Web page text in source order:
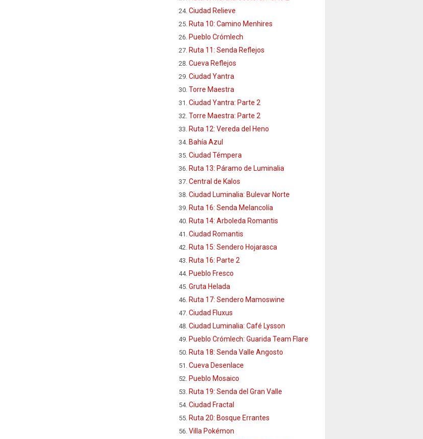
Ciudad Relieve
Ruta 10: Camino Menhires
Pueblo Crómlech
Ruta 11: Senda Reflejos
Cueva Reflejos
Ciudad Yantra
Torre Maestra
Ciudad Yantra: Parte 2
Torre Maestra: Parte 2
Ruta 12: Vereda del Heno
Bahía Azul
Ciudad Témpera
Ruta 13: Páramo de Luminalia
Central de Kalos
Ciudad Luminalia: Bulevar Norte
Ruta 16: Senda Melancolía
Ruta 14: Arboleda Romantis
Ciudad Romantis
Ruta 15: Sendero Hojarasca
Ruta 16: Parte 2
Pueblo Fresco
Gruta Helada
Ruta 17: Sendero Mamoswine
Ciudad Fluxus
Ciudad Luminalia: Café Lysson
Pueblo Crómlech: Guarida Team Flare
Ruta 18: Senda Valle Angosto
Cueva Desenlace
Pueblo Mosaico
Ruta 19: Senda del Gran Valle
Ciudad Fractal
Ruta 20: Bosque Errantes
Villa Pokémon